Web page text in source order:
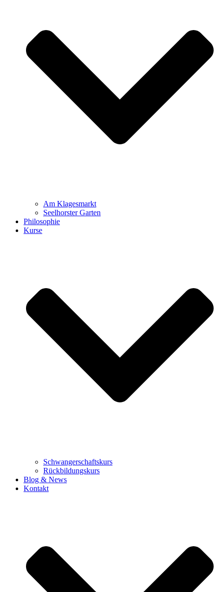
Am Klagesmarkt
Seelhorster Garten
Philosophie
Kurse
Schwangerschaftskurs
Rückbildungskurs
Blog & News
Kontakt